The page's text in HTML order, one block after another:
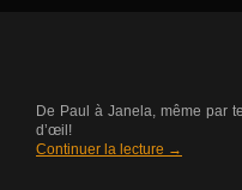
De Paul à Janela, même par
d’œil!
Continuer la lecture →